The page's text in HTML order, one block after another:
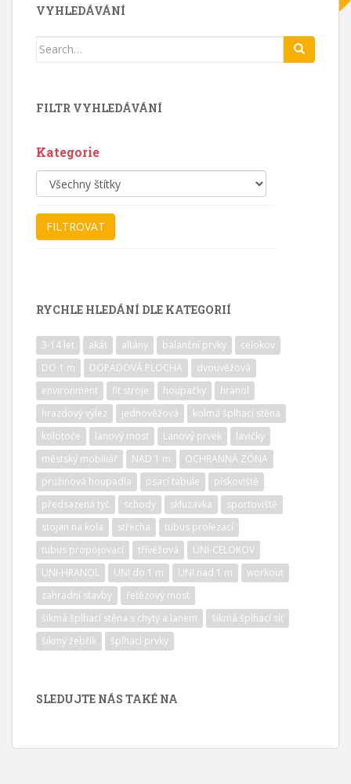
VYHLEDÁVÁNÍ
Search
FILTR VYHLEDÁVÁNÍ
Kategorie
RYCHLE HLEDÁNÍ DLE KATEGORIÍ
3-14 let akát altány balanční prvky
celokov
DO 1 m
DOPADOVÁ PLOCHA
dvouvěžová
environment
fit stroje houpačky
hranol
hrazdový výlez
jednověžová
kolmá šplhací stěna
kolotoče
lanový most Lanový prvek
lavičky
městský mobiliář
NAD 1 m
OCHRANNÁ ZÓNA
pružinová houpadla
psací tabule
pískoviště
předsazená tyč
schody skluzavka
sportoviště
stojan na kola
střecha
tubus prolezací
tubus propojovací
třívěžová
UNI-CELOKOV
UNI-HRANOL
UNI do 1 m UNI nad 1 m
workout
zahradní stavby
řetězový most
šikmá šplhací stěna s chyty a lanem
šikmá šplhací síť
šikmý žebřík
šplhací prvky
SLEDUJTE NÁS TAKÉ NA